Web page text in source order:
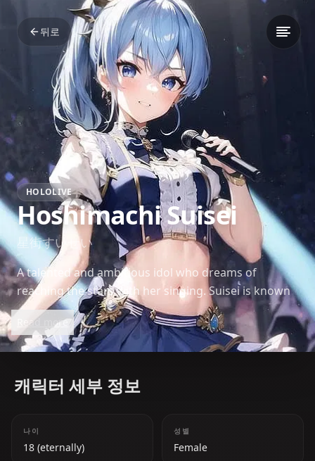
뒤로
HOLOLIVE
Hoshimachi Suisei
星街すいせい
A talented and ambitious idol who dreams of
reaching the stars with her singing. Suisei is known
for her determination, charm, and a love for puzzle
games and Tetris. Her journey from being an
independent streamer to a major star in Hololive
Read more
캐릭터 세부 정보
나이
18 (eternally)
성별
Female